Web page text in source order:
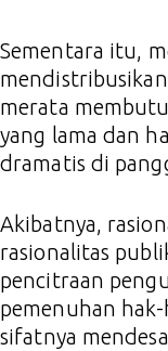
Sementara itu,
merata
yang lama dan
dramatis di
Akibatnya,
rasionalitas
pencitraan
pemenuhan
sifatnya